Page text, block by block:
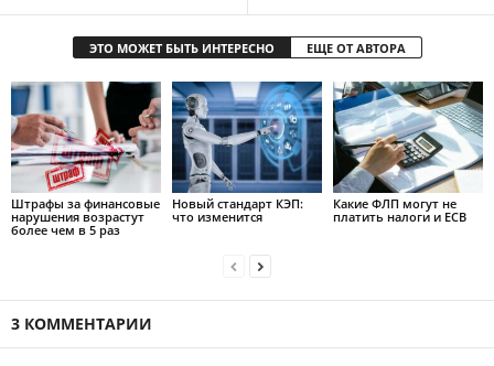
ЭТО МОЖЕТ БЫТЬ ИНТЕРЕСНО ЕЩЕ ОТ АВТОРА
Штрафы за финансовые
нарушения возрастут
более чем в 5 раз
Новый стандарт КЭП:
что изменится
Какие ФЛП могут не
платить налоги и ЕСВ
3 КОММЕНТАРИИ